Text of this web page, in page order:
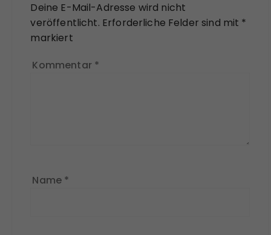
Deine E-Mail-Adresse wird nicht
veröffentlicht. Erforderliche Felder sind mit *
markiert
Kommentar *
Name *